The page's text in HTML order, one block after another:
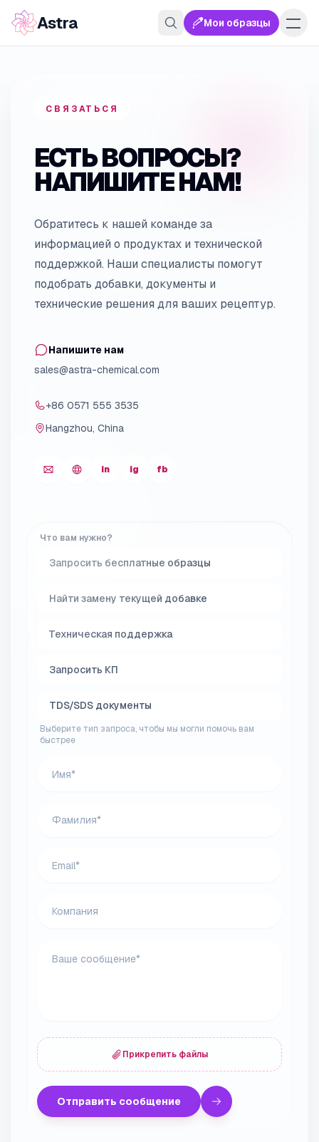
Astra Мои образцы
СВЯЗАТЬСЯ
ЕСТЬ ВОПРОСЫ?
НАПИШИТЕ НАМ!
Обратитесь к нашей команде за
информацией о продуктах и технической
поддержкой. Наши специалисты помогут
подобрать добавки, документы и
технические решения для ваших рецептур.
Напишите нам
sales@astra-chemical.com
+86 0571 555 3535
Hangzhou, China
in ig fb
Что вам нужно?
Запросить бесплатные образцы
Найти замену текущей добавке
Техническая поддержка
Запросить КП
TDS/SDS документы
Выберите тип запроса, чтобы мы могли помочь вам
быстрее
Прикрепить файлы
Отправить сообщение